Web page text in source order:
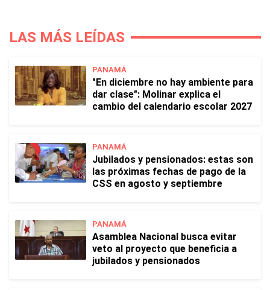
LAS MÁS LEÍDAS
PANAMÁ
"En diciembre no hay ambiente para
dar clase": Molinar explica el
cambio del calendario escolar 2027
PANAMÁ
Jubilados y pensionados: estas son
las próximas fechas de pago de la
CSS en agosto y septiembre
PANAMÁ
Asamblea Nacional busca evitar
veto al proyecto que beneficia a
jubilados y pensionados